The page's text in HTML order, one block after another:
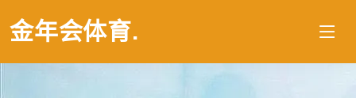
金年会体育.